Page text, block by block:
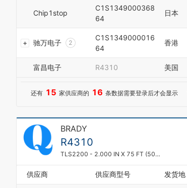
Chip1stop
C1S1349000368
64
日本
驰万电子
2
7
1
2
3
C1S1349000016
64
香港
富昌电子 R4310 美国
还有 15 家供应商的 16 条数据需要登录后才会显示
BRADY
R4310
TLS2200 - 2.000 IN X 75 FT (50.80 MM X22.86 M)
供应商 供应商型号 发货地